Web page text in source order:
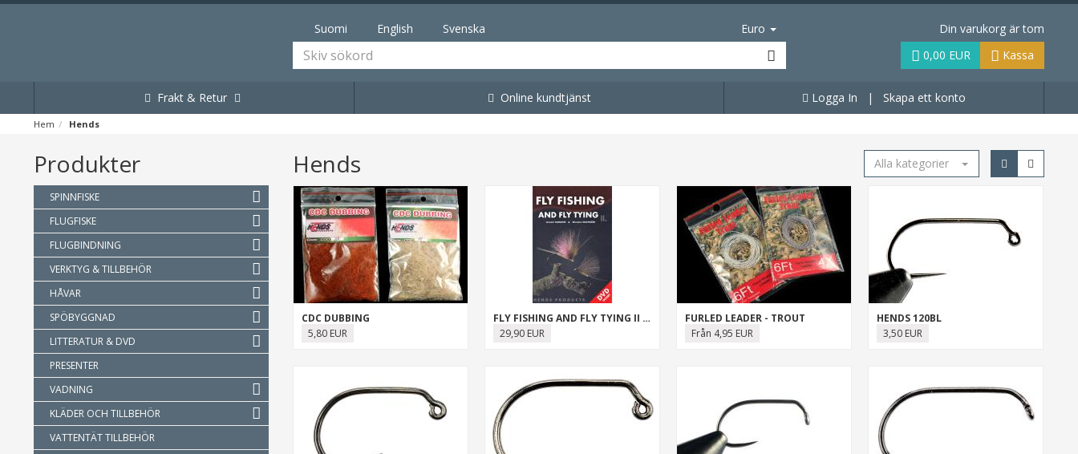
Suomi English Svenska Euro
Din varukorg är tom
0,00 EUR
Kassa
Frakt & Retur Online kundtjänst Logga In | Skapa ett konto
Hem Hends
Produkter
SPINNFISKE
FLUGFISKE
FLUGBINDNING
VERKTYG & TILLBEHÖR
HÅVAR
SPÖBYGGNAD
LITTERATUR & DVD
PRESENTER
VADNING
KLÄDER OCH TILLBEHÖR
VATTENTÄT TILLBEHÖR
Hends Alla kategorier
CDC DUBBING
5,80 EUR
FLY FISHING AND FLY TYING II (BOK+DVD)
29,90 EUR
FURLED LEADER - TROUT
Från 4,95 EUR
HENDS 120BL
3,50 EUR